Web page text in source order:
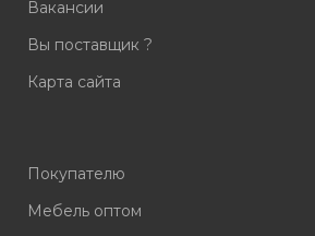
Вакансии
Вы поставщик ?
Карта сайта
Покупателю
Мебель оптом